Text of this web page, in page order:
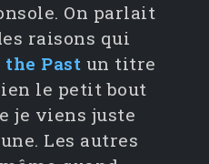
On parlait
raisons qui
Past un titre
le petit bout
je viens juste
Les autres